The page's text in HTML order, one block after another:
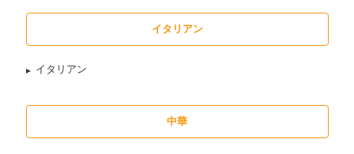
イタリアン
イタリアン
中華